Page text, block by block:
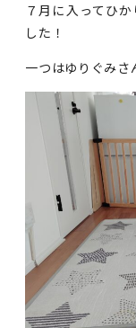
７月に入ってひ
した！
一つはゆりぐみさ